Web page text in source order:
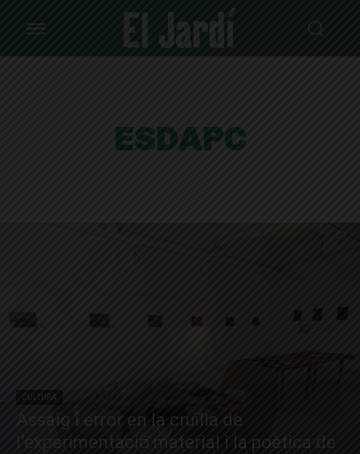
ESDAPC
CULTURA
Assaig i error en la cruïlla de
l’experimentació material i la poètica de